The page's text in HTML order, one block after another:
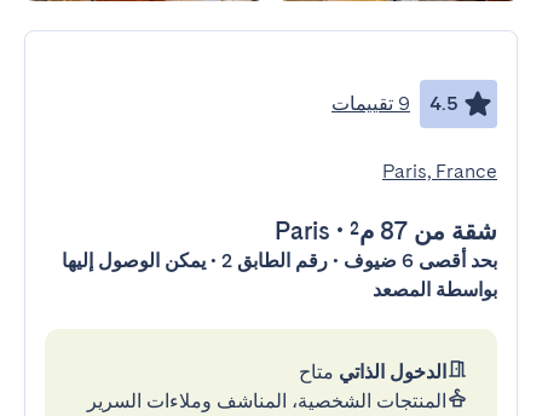
4.5 9 تقييمات
Paris, France
شقة من 87 م² •
Paris
بحد أقصى 6 ضيوف • رقم الطابق 2 • يمكن الوصول إليها
بواسطة المصعد
الدخول الذاتي متاح
المنتجات الشخصية، المناشف وملاءات السرير